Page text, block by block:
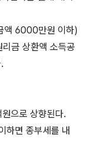
액 6000만원 이하)
금 상환액 소득공
으로 상향된다.
하면 종부세를 내